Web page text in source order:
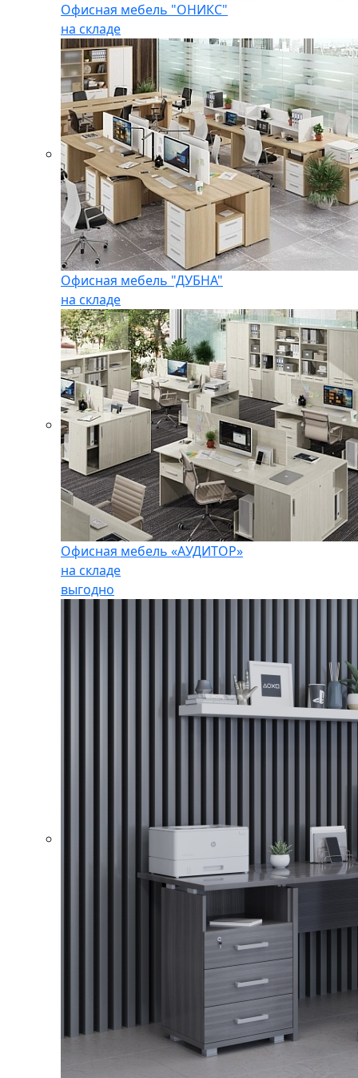
Офисная мебель "ОНИКС"
на складе
Офисная мебель "ДУБНА"
на складе
Офисная мебель «АУДИТОР»
на складе
выгодно